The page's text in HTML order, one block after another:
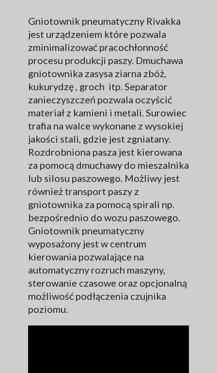
Gniotownik pneumatyczny Rivakka
jest urządzeniem które pozwala
zminimalizować pracochłonność
procesu produkcji paszy. Dmuchawa
gniotownika zasysa ziarna zbóż,
kukurydzę , groch itp. Separator
zanieczyszczeń pozwala oczyścić
materiał z kamieni i metali. Surowiec
trafia na walce wykonane z wysokiej
jakości stali, gdzie jest zgniatany.
Rozdrobniona pasza jest kierowana
za pomocą dmuchawy do mieszalnika
lub silosu paszowego. Możliwy jest
również transport paszy z
gniotownika za pomocą spirali np.
bezpośrednio do wozu paszowego.
Gniotownik pneumatyczny
wyposażony jest w centrum
kierowania pozwalające na
automatyczny rozruch maszyny,
sterowanie czasowe oraz opcjonalną
możliwość podłączenia czujnika
poziomu.